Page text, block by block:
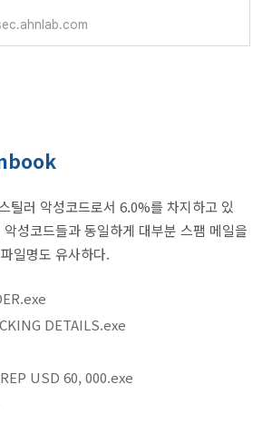
틸러 악성코드로서 6.0%를 차지하고 있
성코드들과 동일하게 대부분 스팸 메일을
일명도 유사하다.
DETAILS.exe
USD 60, 000.exe